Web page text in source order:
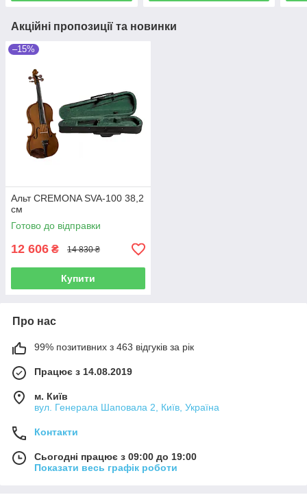
Акційні пропозиції та новинки
–15%
Альт CREMONA SVA-100 38,2
см
Готово до відправки
12 606 ₴ 14 830 ₴
Купити
Про нас
99% позитивних з 463 відгуків за рік
Працює з 14.08.2019
м. Київ
вул. Генерала Шаповала 2, Київ, Україна
Контакти
Сьогодні працює з 09:00 до 19:00
Показати весь графік роботи